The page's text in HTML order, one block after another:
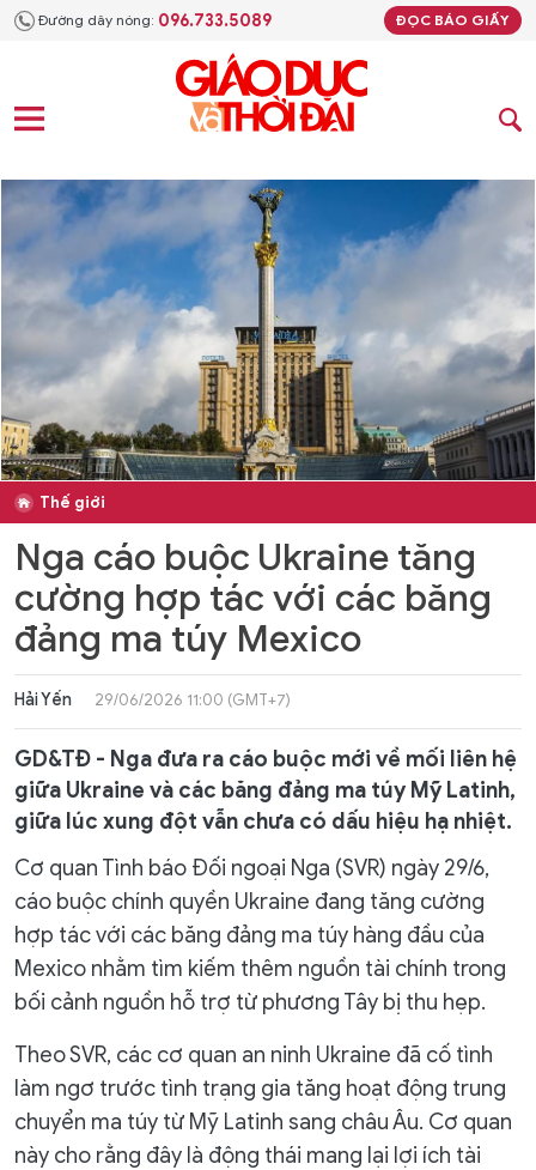
Đường dây nóng: 096.733.5089 ĐỌC BÁO GIẤY
Thế giới
Nga cáo buộc Ukraine tăng
cường hợp tác với các băng
đảng ma túy Mexico
Hải Yến 29/06/2026 11:00 (GMT+7)
GD&TĐ - Nga đưa ra cáo buộc mới về mối liên hệ
giữa Ukraine và các băng đảng ma túy Mỹ Latinh,
giữa lúc xung đột vẫn chưa có dấu hiệu hạ nhiệt.
Cơ quan Tình báo Đối ngoại Nga (SVR) ngày 29/6,
cáo buộc chính quyền Ukraine đang tăng cường
hợp tác với các băng đảng ma túy hàng đầu của
Mexico nhằm tìm kiếm thêm nguồn tài chính trong
bối cảnh nguồn hỗ trợ từ phương Tây bị thu hẹp.
Theo SVR, các cơ quan an ninh Ukraine đã cố tình
làm ngơ trước tình trạng gia tăng hoạt động trung
chuyển ma túy từ Mỹ Latinh sang châu Âu. Cơ quan
này cho rằng đây là động thái mang lại lợi ích tài